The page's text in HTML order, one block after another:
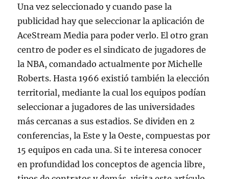
Una vez seleccionado y cuando pase la
publicidad hay que seleccionar la aplicación de
AceStream Media para poder verlo. El otro gran
centro de poder es el sindicato de jugadores de
la NBA, comandado actualmente por Michelle
Roberts. Hasta 1966 existió también la elección
territorial, mediante la cual los equipos podían
seleccionar a jugadores de las universidades
más cercanas a sus estadios. Se dividen en 2
conferencias, la Este y la Oeste, compuestas por
15 equipos en cada una. Si te interesa conocer
en profundidad los conceptos de agencia libre,